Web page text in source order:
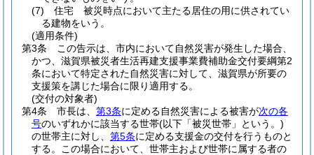
(7)
住宅 被災時点において主たる居住の用に供されてい
る建物をいう。
(適用条件)
第3条
この告示は、市内において自然災害が発生した場合、
かつ、滋賀県被災者生活再建支援事業費補助金交付要綱第2
条において特定された自然災害に対して、滋賀県が所要の
支援策を講じた場合に限り適用する。
(交付の対象者)
第4条
市長は、 第3条に定める自然災害による被害が次の各
号のいずれかに該当する世帯(以下「被災世帯」という。)
の世帯主に対し、 第5条に定める支援金の交付を行うものと
する。
この場合において、世帯主および世帯に属する者の